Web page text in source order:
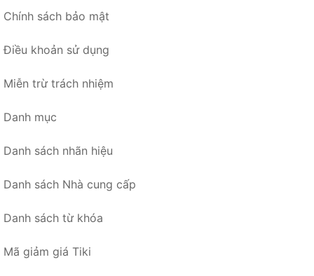
Chính sách bảo mật
Điều khoản sử dụng
Miễn trừ trách nhiệm
Danh mục
Danh sách nhãn hiệu
Danh sách Nhà cung cấp
Danh sách từ khóa
Mã giảm giá Tiki